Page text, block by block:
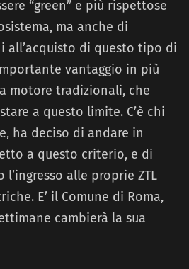
“green” e più rispettose
ma anche di
all’acquisto di questo tipo di
vantaggio in più
motore tradizionali, che
a questo limite. C’è chi
ha deciso di andare in
a questo criterio, e di
l’ingresso alle proprie ZTL
E’ il Comune di Roma,
cambierà la sua